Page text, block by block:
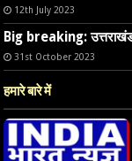
12th July 2023
Big breaking:
31st October 2023
हमारे बारे में